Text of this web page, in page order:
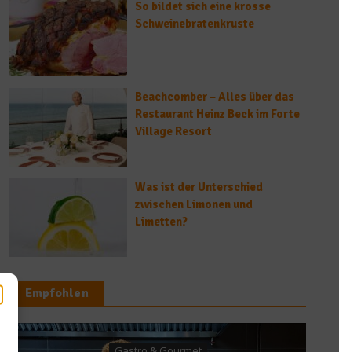
So bildet sich eine krosse
Schweinebratenkruste
Beachcomber – Alles über das
Restaurant Heinz Beck im Forte
Village Resort
Was ist der Unterschied
zwischen Limonen und
Limetten?
Empfohlen
Gastro & Gourmet